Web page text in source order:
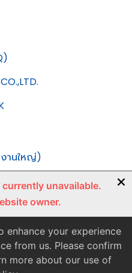
านใหญ่)
)
Office)
unavailable.
owner.
enhance your experience
from us. Please confirm
more about our use of